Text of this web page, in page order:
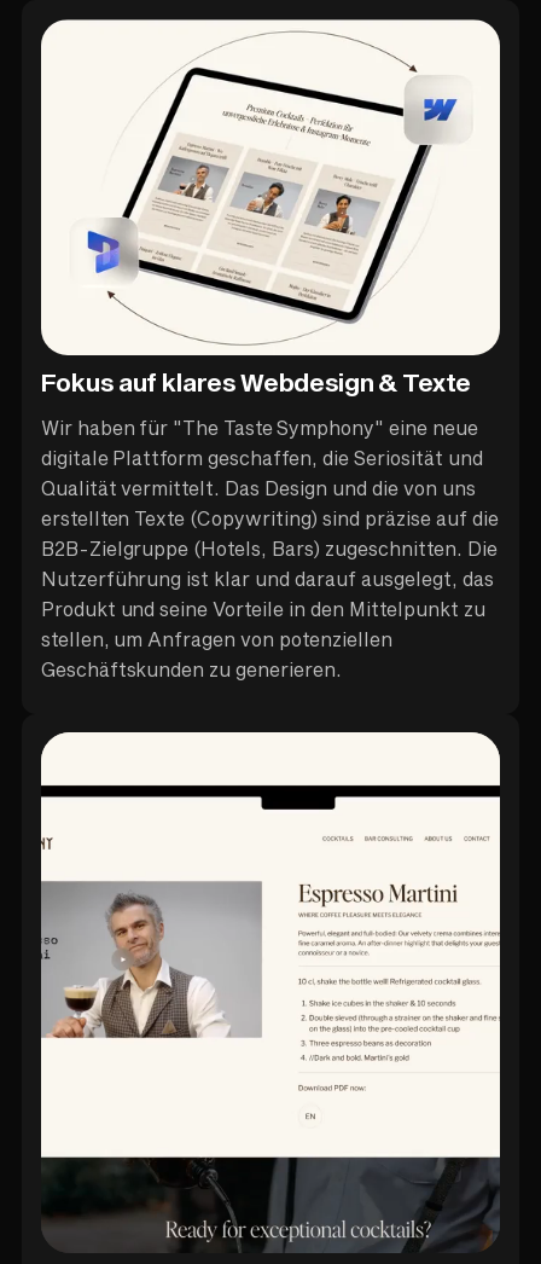
Fokus auf klares Webdesign & Texte
Wir haben für "The Taste Symphony" eine neue
digitale Plattform geschaffen, die Seriosität und
Qualität vermittelt. Das Design und die von uns
erstellten Texte (Copywriting) sind präzise auf die
B2B-Zielgruppe (Hotels, Bars) zugeschnitten. Die
Nutzerführung ist klar und darauf ausgelegt, das
Produkt und seine Vorteile in den Mittelpunkt zu
stellen, um Anfragen von potenziellen
Geschäftskunden zu generieren.